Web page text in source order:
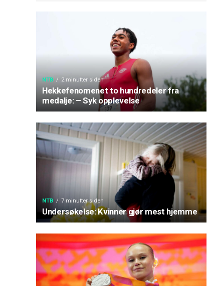
NTB 2 minutter siden
Hekkefenomenet to hundredeler fra
medalje: – Syk opplevelse
NTB 7 minutter siden
Undersøkelse: Kvinner gjør mest hjemme